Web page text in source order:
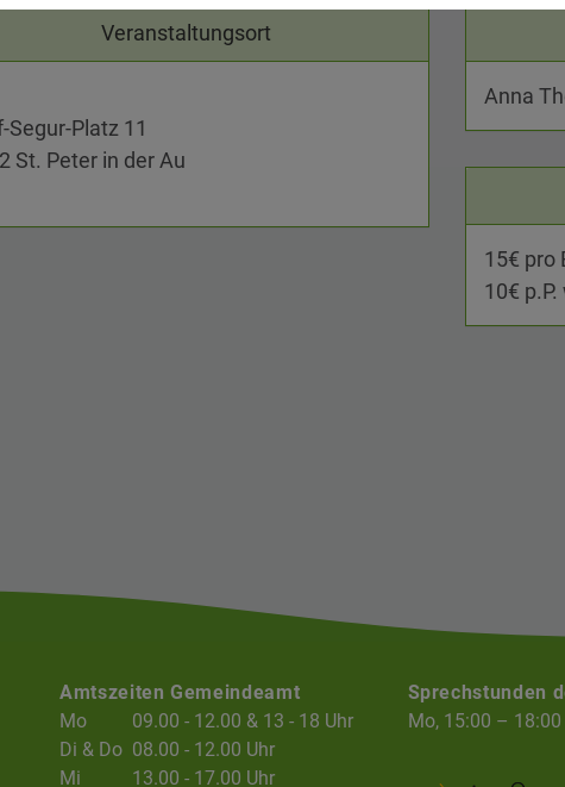
Veranstaltungsort
Segur-Platz 11
St. Peter in der Au
Anna
15€ pro
10€
Amtszeiten Gemeindeamt
Mo
09.00 - 12.00 & 13 - 18 Uhr
Di & Do 08.00 - 12.00 Uhr
Mi
13.00 - 17.00 Uhr
Sprechstunden
Mo, 15:00 –